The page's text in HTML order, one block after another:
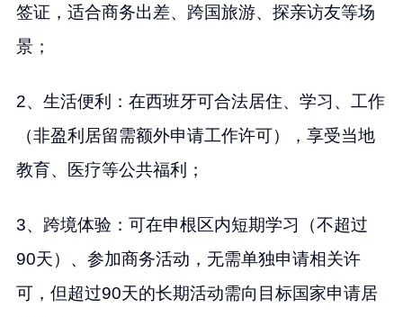
签证，适合商务出差、跨国旅游、探亲访友等场
景；
2、生活便利：在西班牙可合法居住、学习、工作
（非盈利居留需额外申请工作许可），享受当地
教育、医疗等公共福利；
3、跨境体验：可在申根区内短期学习（不超过
90天）、参加商务活动，无需单独申请相关许
可，但超过90天的长期活动需向目标国家申请居